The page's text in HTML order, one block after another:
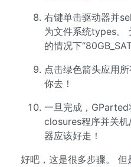
右键单击驱动器并
为文件系统types。
的情况下
点击绿色箭头应用
你去！
一旦完成，GParted
closures程序并关
器应该好走！
好吧，这是很多步骤。 但